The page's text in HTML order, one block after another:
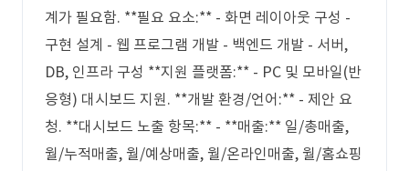
계가 필요함. **필요 요소:** - 화면 레이아웃 구성 -
구현 설계 - 웹 프로그램 개발 - 백엔드 개발 - 서버,
DB, 인프라 구성 **지원 플랫폼:** - PC 및 모바일(반
응형) 대시보드 지원. **개발 환경/언어:** - 제안 요
청. **대시보드 노출 항목:** - **매출:** 일/총매출,
월/누적매출, 월/예상매출, 월/온라인매출, 월/홈쇼핑